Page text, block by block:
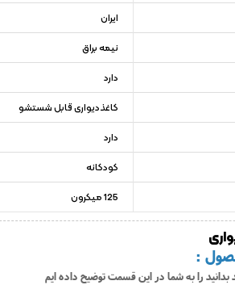
ایران
نیمه براق
دارد
کاغذدیواری قابل شستشو
دارد
کودکانه
125 میکرون
:
را به شما در این قسمت توضیح داده ایم